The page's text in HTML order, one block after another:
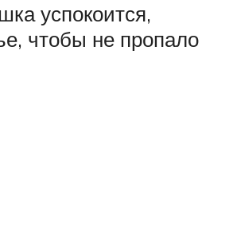
успокоится,
чтобы не пропало